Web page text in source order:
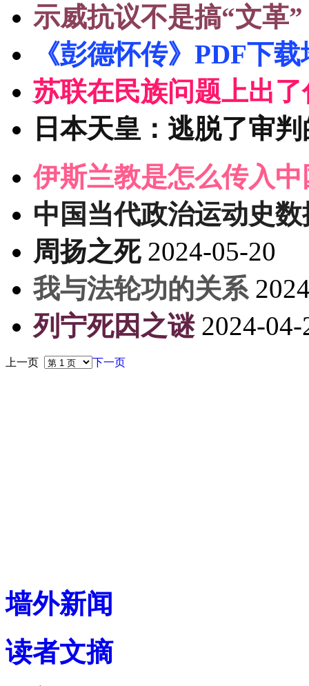
示威抗议不是搞“文革”
《彭德怀传》PDF下
苏联在民族问题上出
日本天皇：逃脱了审
伊斯兰教是怎么传入
中国当代政治运动史数
周扬之死 2024-05-20
我与法轮功的关系
列宁死因之谜 2024-04-
上一页 下一页
墙外新闻
读者文摘